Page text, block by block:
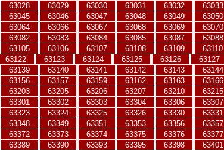
63028 63029 63030 63031 63032 63033
63045 63046 63047 63048 63049 63050
63064 63066 63067 63068 63069 63070
63082 63083 63084 63085 63087 63088
63105 63106 63107 63108 63109 63110
63122 63123 63124 63125 63126 63127
63139 63140 63141 63142 63143 63144
63156 63157 63159 63162 63163 63166
63203 63205 63206 63207 63210 63215
63301 63302 63303 63304 63306 63307
63323 63324 63325 63326 63330 63331
63348 63349 63351 63353 63356 63357
63372 63373 63374 63375 63376 63377
63389 63390 63393 63395 63398 63401